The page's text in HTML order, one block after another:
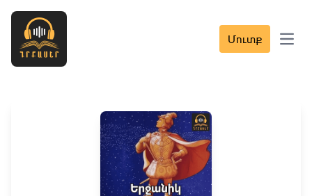
Մուտք Open